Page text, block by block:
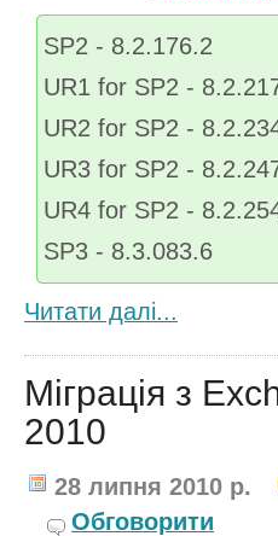
SP2 - 8.2.176.2
UR1 for SP2 -
UR2 for SP2 -
UR3 for SP2 -
UR4 for SP2 -
SP3 - 8.3.083.6
Читати далi...
Міграція з
2010
28 липня 2010 р.
Обговорити